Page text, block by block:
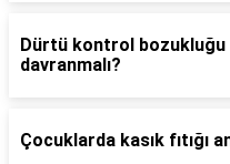
Dürtü kontrol bozukluğu
davranmalı?
Çocuklarda kasık fıtığı